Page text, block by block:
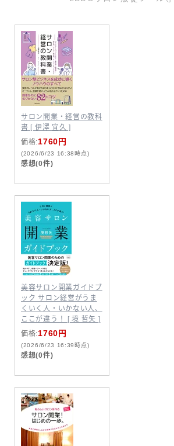
サロン開業・経営の教科
書 [ 伊澤 宜久 ]
価格:1760円
(2026/6/23 16:38時点)
感想(0件)
美容サロン開業ガイドブ
ック サロン経営がうま
くいく人・いかない人、
ここが違う！ [ 境 哲矢 ]
価格:1760円
(2026/6/23 16:39時点)
感想(0件)